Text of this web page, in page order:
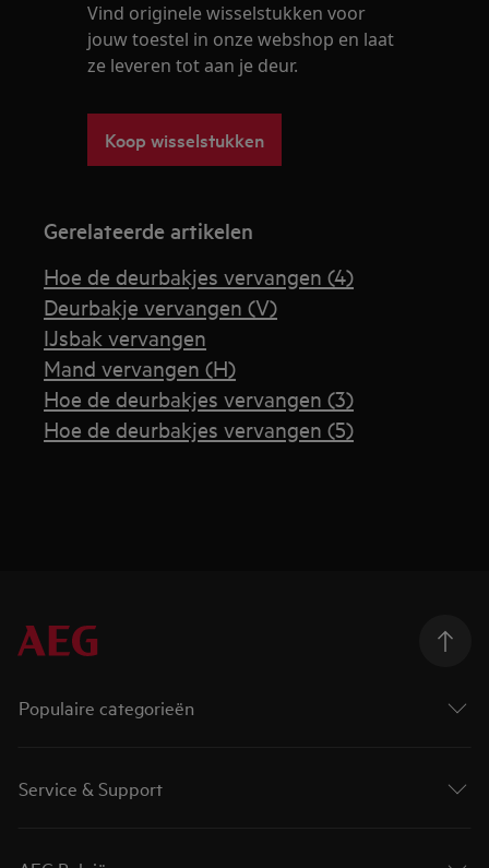
Vind originele wisselstukken voor
jouw toestel in onze webshop en laat
ze leveren tot aan je deur.
Koop wisselstukken
Gerelateerde artikelen
Hoe de deurbakjes vervangen (4)
Deurbakje vervangen (V)
IJsbak vervangen
Mand vervangen (H)
Hoe de deurbakjes vervangen (3)
Hoe de deurbakjes vervangen (5)
Populaire categorieën
Service & Support